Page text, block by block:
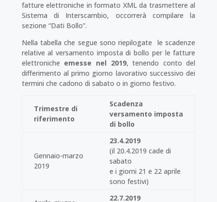
fatture elettroniche in formato XML da trasmettere al
Sistema di Interscambio, occorrerà compilare la
sezione “Dati Bollo”.
Nella tabella che segue sono riepilogate le scadenze
relative al versamento imposta di bollo per le fatture
elettroniche emesse nel 2019, tenendo conto del
differimento al primo giorno lavorativo succes­sivo dei
termini che cadono di sabato o in giorno festivo.
Trimestre di
riferimento
Scadenza
versamento imposta
di bollo
Gennaio-marzo
2019
23.4.2019
(il 20.4.2019 cade di
sabato
e i giorni 21 e 22 aprile
sono festivi)
22.7.2019